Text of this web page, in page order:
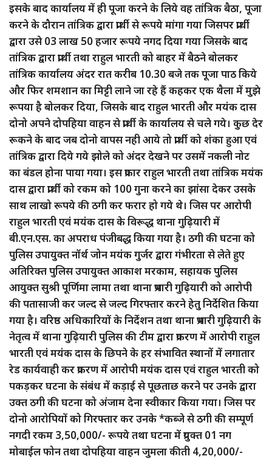
इसके बाद कार्यालय में ही पूजा करने के लिये वह तांत्रिक बैठा, पूजा
करने के दौरान तांत्रिक द्वारा प्रार्थी से रूपये मांगा गया जिसपर प्रार्थी
द्वारा उसे 03 लाख 50 हजार रूपये नगद दिया गया जिसके बाद
तांत्रिक द्वारा प्रार्थी तथा राहुल भारती को बाहर में बैठने बोलकर
तांत्रिक कार्यालय अंदर रात करीब 10.30 बजे तक पूजा पाठ किये
और फिर शमशान का मिट्टी लाने जा रहे हैं कहकर एक थैला में मुझे
रूपया है बोलकर दिया, जिसके बाद राहुल भारती और मयंक दास
दोनो अपने दोपहिया वाहन से प्रार्थी के कार्यालय से चले गये। कुछ देर
रूकने के बाद जब दोनो वापस नही आये तो प्रार्थी को शंका हुआ एवं
तांत्रिक द्वारा दिये गये झोले को अंदर देखने पर उसमें नकली नोट
का बंडल होना पाया गया। इस प्रकार राहुल भारती तथा तांत्रिक मयंक
दास द्वारा प्रार्थी को रकम को 100 गुना करने का झांसा देकर उसके
साथ लाखो रूपये की ठगी कर फरार हो गये थे। जिस पर आरोपी
राहुल भारती एवं मयंक दास के विरूद्ध थाना गुढ़ियारी में
बी.एन.एस. का अपराध पंजीबद्ध किया गया है। ठगी की घटना को
पुलिस उपायुक्त नॉर्थ जोन मयंक गुर्जर द्वारा गंभीरता से लेते हुए
अतिरिक्त पुलिस उपायुक्त आकाश मरकाम, सहायक पुलिस
आयुक्त सुश्री पूर्णिमा लामा तथा थाना प्रभारी गुढ़ियारी को आरोपी
की पतासाजी कर जल्द से जल्द गिरफ्तार करने हेतु निर्देशित किया
गया है। वरिष्ठ अधिकारियों के निर्देशन तथा थाना प्रभारी गुढ़ियारी के
नेतृत्व में थाना गुढ़ियारी पुलिस की टीम द्वारा प्रकरण में आरोपी राहुल
भारती एवं मयंक दास के छिपने के हर संभावित स्थानों में लगातार
रेड कार्यवाही कर प्रकरण में आरोपी मयंक दास एवं राहुल भारती को
पकड़कर घटना के संबंध में कड़ाई से पूछताछ करने पर उनके द्वारा
उक्त ठगी की घटना को अंजाम देना स्वीकार किया गया। जिस पर
दोनो आरोपियों को गिरफ्तार कर उनके *कब्जे से ठगी की सम्पूर्ण
नगदी रकम 3,50,000/- रूपये तथा घटना में प्रयुक्त 01 नग
मोबाईल फोन तथा दोपहिया वाहन जुमला कीती 4,20,000/-